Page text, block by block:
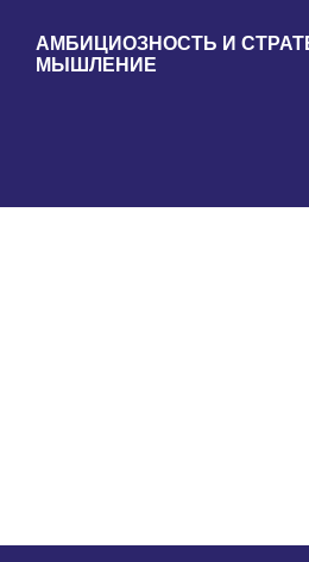
АМБИЦИОЗНОСТЬ И
МЫШЛЕНИЕ